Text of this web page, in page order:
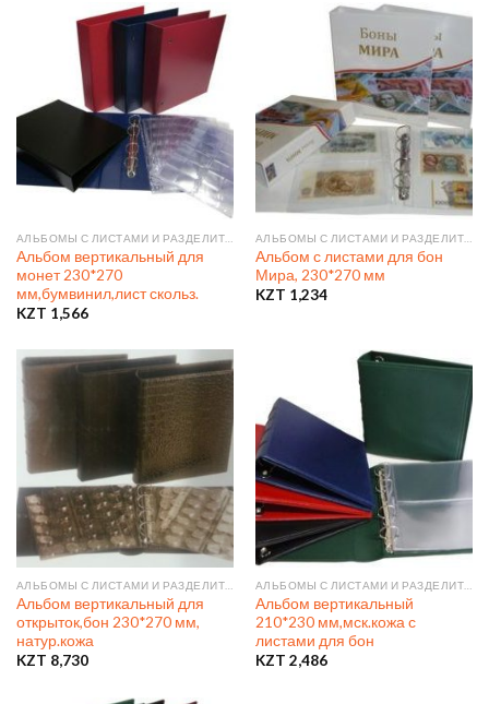
Альбом вертикальный для
монет 230*270
мм,бумвинил,лист скольз.
KZT 1,566
Альбом с листами для бон
Мира, 230*270 мм
KZT 1,234
Альбом вертикальный для
открыток,бон 230*270 мм,
натур.кожа
KZT 8,730
Альбом вертикальный
210*230 мм,мск.кожа с
листами для бон
KZT 2,486